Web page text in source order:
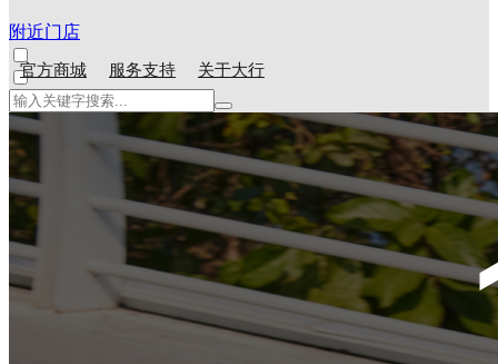
官方商城 服务支持 关于大行
附近门店